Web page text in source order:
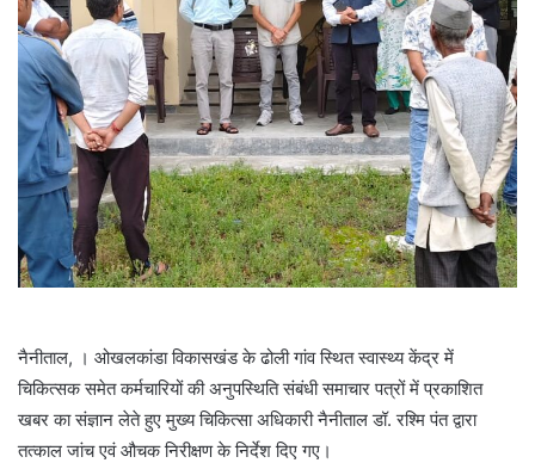
नैनीताल, । ओखलकांडा विकासखंड के ढोली गांव स्थित स्वास्थ्य केंद्र में
चिकित्सक समेत कर्मचारियों की अनुपस्थिति संबंधी समाचार पत्रों में प्रकाशित
खबर का संज्ञान लेते हुए मुख्य चिकित्सा अधिकारी नैनीताल डॉ. रश्मि पंत द्वारा
तत्काल जांच एवं औचक निरीक्षण के निर्देश दिए गए।